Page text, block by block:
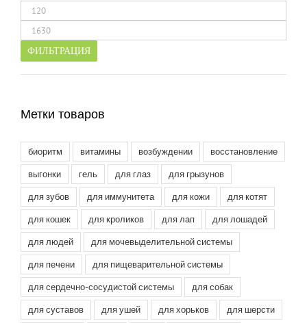
Минимальная
цена
Максимальная
цена
ФИЛЬТРАЦИЯ
Метки товаров
биоритм витамины возбуждении восстановление
выгонки гель для глаз для грызунов
для зубов для иммунитета для кожи для котят
для кошек для кроликов для лап для лошадей
для людей для мочевыделительной системы
для печени для пищеварительной системы
для сердечно-сосудистой системы для собак
для суставов для ушей для хорьков для шерсти